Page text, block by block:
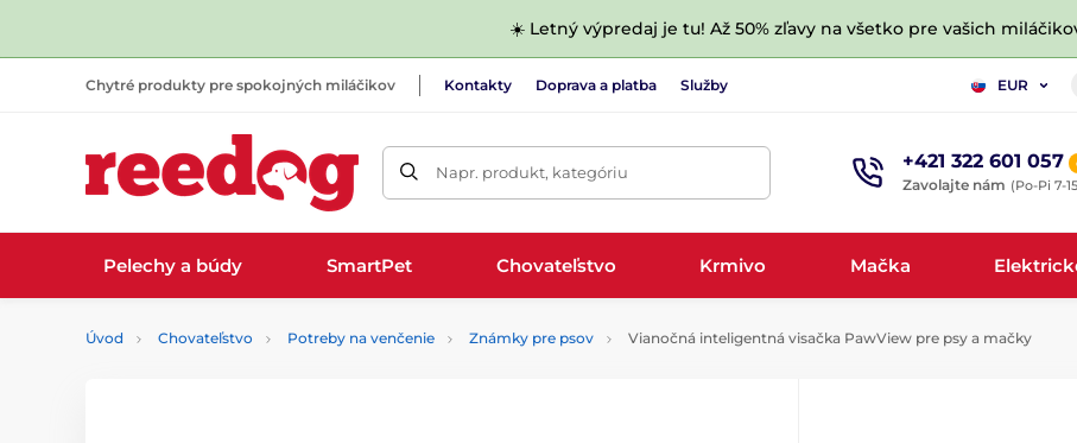
☀️ Letný výpredaj je tu! Až 50% zľavy na všetko pre vašich
Chytré produkty pre spokojných miláčikov Kontakty Doprava a platba Služby EUR
Napr. produkt, kategóriu +421 322 601 057
Zavolajte nám (Po-Pi 7-
Pelechy a búdy SmartPet Chovateľstvo Krmivo Mačka
Úvod Chovateľstvo Potreby na venčenie Známky pre psov Vianočná inteligentná visačka PawView pre psy a mačky